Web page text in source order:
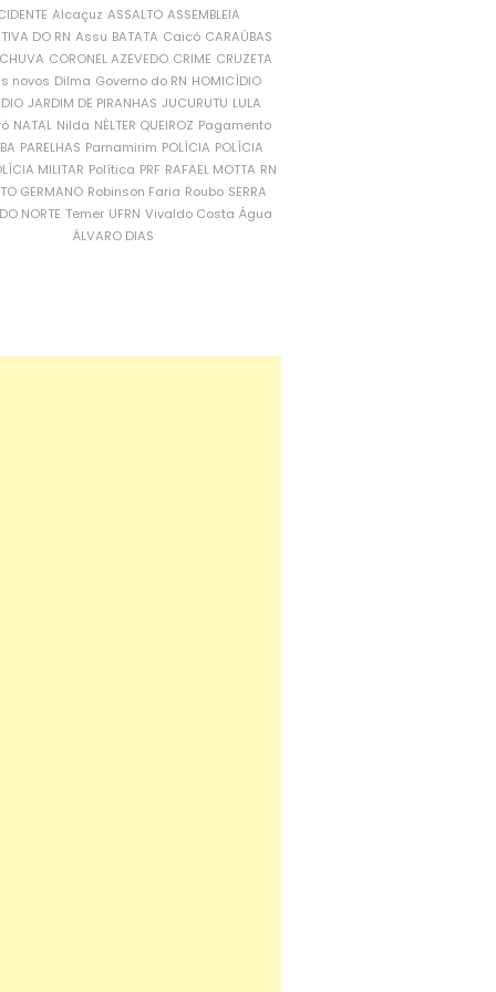
Alcaçuz ASSALTO ASSEMBLEIA
DO RN Assu BATATA Caicó CARAÚBAS
CORONEL AZEVEDO CRIME CRUZETA
novos Dilma Governo do RN HOMICÍDIO
JARDIM DE PIRANHAS JUCURUTU LULA
NATAL Nilda NÉLTER QUEIROZ Pagamento
PARELHAS Parnamirim POLÍCIA POLÍCIA
MILITAR Política PRF RAFAEL MOTTA RN
GERMANO Robinson Faria Roubo SERRA
NORTE Temer UFRN Vivaldo Costa Água
ÁLVARO DIAS